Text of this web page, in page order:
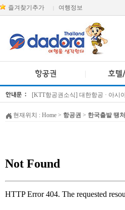
즐겨찾기추가 여행정보
[KTT항공권소식] 대한항공 · 아시
현재위치 : Home > 항공권 > 한국출발 땡